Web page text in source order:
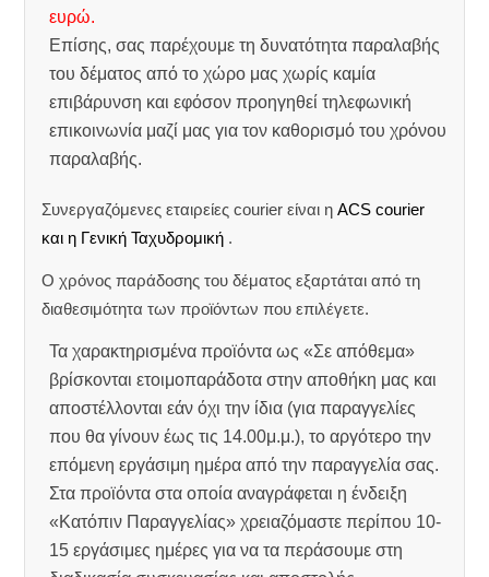
ευρώ.
Επίσης, σας παρέχουμε τη δυνατότητα παραλαβής
του δέματος από το χώρο μας χωρίς καμία
επιβάρυνση και εφόσον προηγηθεί τηλεφωνική
επικοινωνία μαζί μας για τον καθορισμό του χρόνου
παραλαβής.
Συνεργαζόμενες εταιρείες courier είναι ηACS courier
και η Γενική Ταχυδρομική .
Ο χρόνος παράδοσης του δέματος εξαρτάται από τη
διαθεσιμότητα των προϊόντων που επιλέγετε.
Τα χαρακτηρισμένα προϊόντα ως «Σε απόθεμα»
βρίσκονται ετοιμοπαράδοτα στην αποθήκη μας και
αποστέλλονται εάν όχι την ίδια (για παραγγελίες
που θα γίνουν έως τις 14.00μ.μ.), το αργότερο την
επόμενη εργάσιμη ημέρα από την παραγγελία σας.
Στα προϊόντα στα οποία αναγράφεται η ένδειξη
«Κατόπιν Παραγγελίας» χρειαζόμαστε περίπου 10-
15 εργάσιμες ημέρες για να τα περάσουμε στη